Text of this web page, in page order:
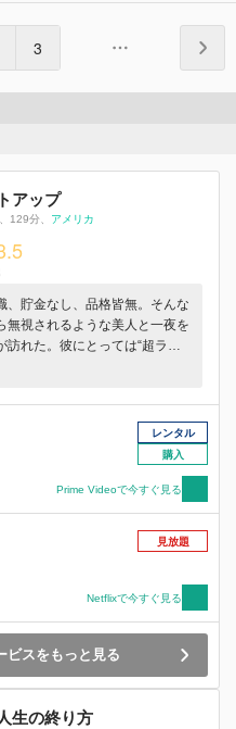
3
アップ
129分
アメリカ
、貯金なし、品格皆無。そんな
無視されるような美人と一夜を
訪れた。彼にとっては“超ラッ
ては“一生の不覚”で終わるはず
レンタル
購入
Prime Videoで今すぐ見る
見放題
Netflixで今すぐ見る
ビスをもっと見る
生の終り方